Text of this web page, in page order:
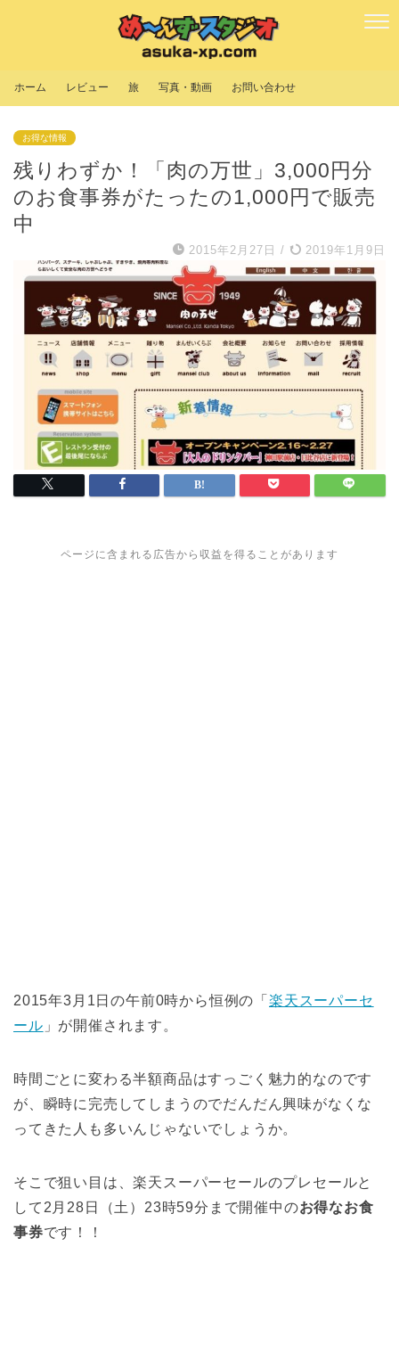
ホーム レビュー 旅 写真・動画 お問い合わせ
お得な情報
残りわずか！「肉の万世」3,000円分
のお食事券がたったの1,000円で販売
中
2015年2月27日 / 2019年1月9日
ページに含まれる広告から収益を得ることがあります
2015年3月1日の午前0時から恒例の「楽天スーパーセ
ール 」が開催されます。
時間ごとに変わる半額商品はすっごく魅力的なのです
が、瞬時に完売してしまうのでだんだん興味がなくな
ってきた人も多いんじゃないでしょうか。
そこで狙い目は、楽天スーパーセールのプレセールと
して2月28日（土）23時59分まで開催中のお得なお食
事券です！！